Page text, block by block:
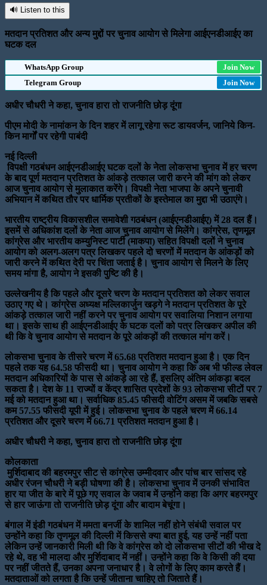
🔊 Listen to this
मतदान प्रतिशत और अन्य मुद्दों पर चुनाव आयोग से मिलेगा आईएनडीआईए का
घटक दल
WhatsApp Group
Join Now
Telegram Group
Join Now
अधीर चौधरी ने कहा, चुनाव हारा तो राजनीति छोड़ दूंगा
पीएम मोदी के नामांकन के दिन शहर में लागू रहेगा रूट डायवर्जन, जानिये किन-
किन मार्गों पर रहेगी पाबंदी
नई दिल्ली
विपक्षी गठबंधन आईएनडीआईए घटक दलों के नेता लोकसभा चुनाव में हर चरण
के बाद पूर्ण मतदान प्रतिशत के आंकड़े तत्काल जारी करने की मांग को लेकर
आज चुनाव आयोग से मुलाकात करेंगे। विपक्षी नेता भाजपा के अपने चुनावी
अभियान में कथित तौर पर धार्मिक प्रतीकों के इस्तेमाल का मुद्दा भी उठाएंगे।
भारतीय राष्ट्रीय विकासशील समावेशी गठबंधन (आईएनडीआईए) में 28 दल हैं।
इसमें से अधिकांश दलों के नेता आज चुनाव आयोग से मिलेंगे। कांग्रेस, तृणमूल
कांग्रेस और भारतीय कम्युनिस्ट पार्टी (माकपा) सहित विपक्षी दलों ने चुनाव
आयोग को अलग-अलग पत्र लिखकर पहले दो चरणों में मतदान के आंकड़ों को
जारी करने में कथित देरी पर चिंता जताई है। चुनाव आयोग से मिलने के लिए
समय मांगा है, आयोग ने इसकी पुष्टि की है।
उल्लेखनीय है कि पहले और दूसरे चरण के मतदान प्रतिशत को लेकर सवाल
उठाए गए थे। कांग्रेस अध्यक्ष मल्लिकार्जुन खड़गे ने मतदान प्रतिशत के पूरे
आंकड़े तत्काल जारी नहीं करने पर चुनाव आयोग पर सवालिया निशान लगाया
था। इसके साथ ही आईएनडीआईए के घटक दलों को पत्र लिखकर अपील की
थी कि वे चुनाव आयोग से मतदान के पूरे आंकड़ों की तत्काल मांग करें।
लोकसभा चुनाव के तीसरे चरण में 65.68 प्रतिशत मतदान हुआ है। एक दिन
पहले तक यह 64.58 फीसदी था। चुनाव आयोग ने कहा कि अब भी फील्ड लेवल
मतदान अधिकारियों के पास से आंकड़े आ रहे हैं, इसलिए अंतिम आंकड़ा बदल
सकता है। देश के 11 राज्यों व केंद्र शासित प्रदेशों के 93 लोकसभा सीटों पर 7
मई को मतदान हुआ था। सर्वाधिक 85.45 फीसदी वोटिंग असम में जबकि सबसे
कम 57.55 फीसदी यूपी में हुई। लोकसभा चुनाव के पहले चरण में 66.14
प्रतिशत और दूसरे चरण में 66.71 प्रतिशत मतदान हुआ है।
अधीर चौधरी ने कहा, चुनाव हारा तो राजनीति छोड़ दूंगा
कोलकाता
मुर्शिदाबाद की बहरमपुर सीट से कांग्रेस उम्मीदवार और पांच बार सांसद रहे
अधीर रंजन चौधरी ने बड़ी घोषणा की है। लोकसभा चुनाव में उनकी संभावित
हार या जीत के बारे में पूछे गए सवाल के जवाब में उन्होंने कहा कि अगर बहरमपुर
से हार जाऊंगा तो राजनीति छोड़ दूंगा और बादाम बेचूंगा।
बंगाल में इंडी गठबंधन में ममता बनर्जी के शामिल नहीं होने संबंधी सवाल पर
उन्होंने कहा कि तृणमूल की दिल्ली में किससे क्या बात हुई, यह उन्हें नहीं पता
लेकिन उन्हें जानकारी मिली थी कि वे कांग्रेस को दो लोकसभा सीटों की भीख दे
रहे थे, वह भी मालदा और मुर्शिदाबाद में नहीं। उन्होंने कहा कि वे किसी की दया
पर नहीं जीतते हैं, उनका अपना जनाधार है। वे लोगों के लिए काम करते हैं।
मतदाताओं को लगता है कि उन्हें जीताना चाहिए तो जिताते हैं।